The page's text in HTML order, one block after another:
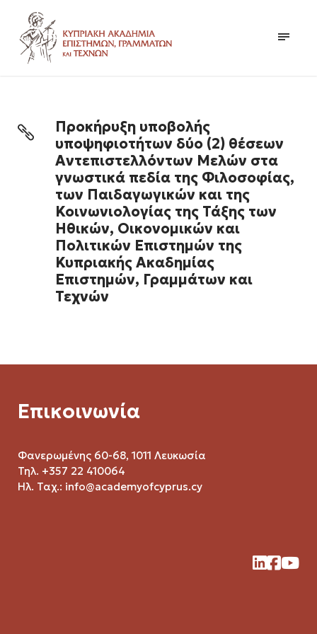
Προκήρυξη υποβολής
υποψηφιοτήτων δύο (2) θέσεων
Αντεπιστελλόντων Μελών στα
γνωστικά πεδία της Φιλοσοφίας,
των Παιδαγωγικών και της
Κοινωνιολογίας της Τάξης των
Ηθικών, Οικονομικών και
Πολιτικών Επιστημών της
Κυπριακής Ακαδημίας
Επιστημών, Γραμμάτων και
Τεχνών
Επικοινωνία
Φανερωμένης 60-68, 1011 Λευκωσία
Τηλ. +357 22 410064
Ηλ. Ταχ.: info@academyofcyprus.cy